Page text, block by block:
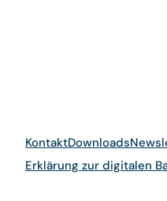
KontaktDownloads
Erklärung zur digitalen